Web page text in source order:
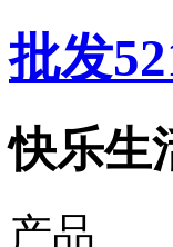
批发
快乐生
产品